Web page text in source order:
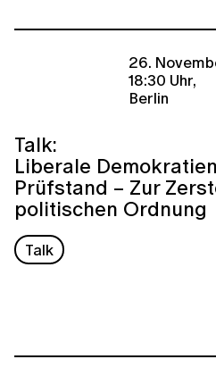
26.
18:30 Uhr,
Berlin
Talk:
Liberale
Prüfstand − Zur
politischen Ordnung
Talk